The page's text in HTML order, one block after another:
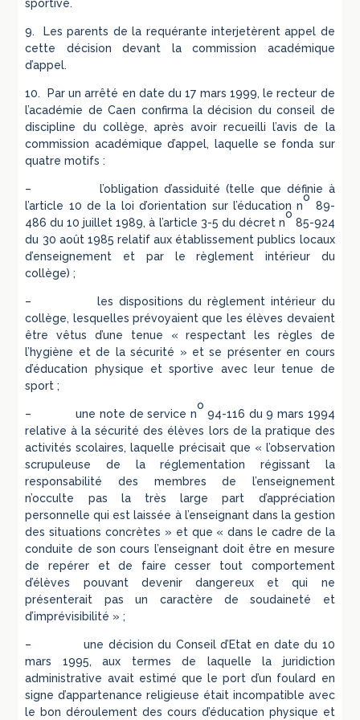
sportive.
9. Les parents de la requérante interjetèrent appel de
cette décision devant la commission académique
d’appel.
10. Par un arrêté en date du 17 mars 1999, le recteur de
l’académie de Caen confirma la décision du conseil de
discipline du collège, après avoir recueilli l’avis de la
commission académique d’appel, laquelle se fonda sur
quatre motifs :
– l’obligation d’assiduité (telle que définie à
l’article 10 de la loi d’orientation sur l’éducation n
o
89-
486 du 10 juillet 1989, à l’article 3-5 du décret n
o
85-924
du 30 août 1985 relatif aux établissement publics locaux
d’enseignement et par le règlement intérieur du
collège) ;
– les dispositions du règlement intérieur du
collège, lesquelles prévoyaient que les élèves devaient
être vêtus d’une tenue « respectant les règles de
l’hygiène et de la sécurité » et se présenter en cours
d’éducation physique et sportive avec leur tenue de
sport ;
– une note de service n
o
94-116 du 9 mars 1994
relative à la sécurité des élèves lors de la pratique des
activités scolaires, laquelle précisait que « l’observation
scrupuleuse de la réglementation régissant la
responsabilité des membres de l’enseignement
n’occulte pas la très large part d’appréciation
personnelle qui est laissée à l’enseignant dans la gestion
des situations concrètes » et que « dans le cadre de la
conduite de son cours l’enseignant doit être en mesure
de repérer et de faire cesser tout comportement
d’élèves pouvant devenir dangereux et qui ne
présenterait pas un caractère de soudaineté et
d’imprévisibilité » ;
– une décision du Conseil d’Etat en date du 10
mars 1995, aux termes de laquelle la juridiction
administrative avait estimé que le port d’un foulard en
signe d’appartenance religieuse était incompatible avec
le bon déroulement des cours d’éducation physique et